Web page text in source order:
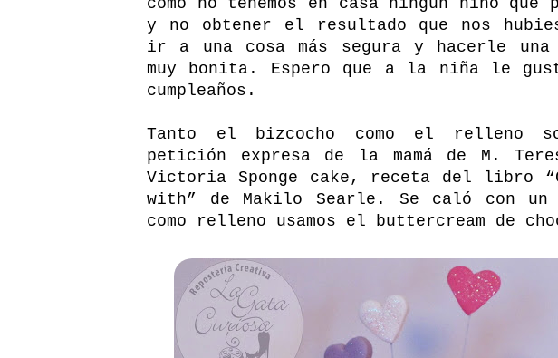
y no obtener el resultado que nos
ir a una cosa más segura y hacerle
muy bonita. Espero que a la niña le
cumpleaños.
Tanto el bizcocho como el relleno
petición expresa de la mamá de M.
Victoria Sponge cake, receta del libro “
with” de Makilo Searle. Se caló con
como relleno usamos el
buttercream de